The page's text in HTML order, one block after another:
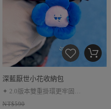
深藍厭世小花收納包
✦ 2.0版本雙重掛環更牢固
✦ 耳機包、小零錢包
NT$590